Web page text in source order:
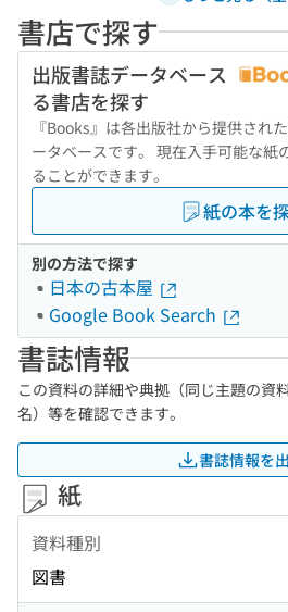
書店で探す
出版書誌データベース
る書店を探す
『Books』は各出版社から提供され
ータベースです。 現在入手可能な紙
ることができます。
紙の本を
別の方法で探す
日本の古本屋
Google Book Search
書誌情報
この資料の詳細や典拠（同じ主題の資
名）等を確認できます。
書誌情報を
紙
資料種別
図書